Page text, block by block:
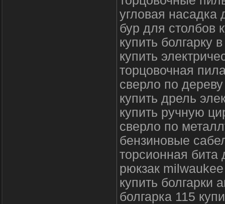
угловая насадка
бур для столбов
купить болгарку
купить
торцовочная
сверло по
купить дрель
купить ручную
сверло по
бензиновые
торсионная бита
рюкзак
купить болгарки
болгарка 115